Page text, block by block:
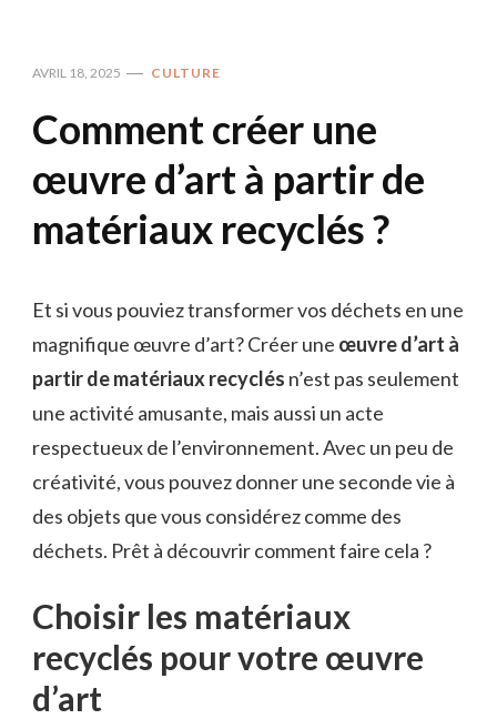
AVRIL 18, 2025 CULTURE
Comment créer une
œuvre d’art à partir de
matériaux recyclés ?
Et si vous pouviez transformer vos déchets en une
magnifique œuvre d’art? Créer une œuvre d’art à
partir de matériaux recyclés n’est pas seulement
une activité amusante, mais aussi un acte
respectueux de l’environnement. Avec un peu de
créativité, vous pouvez donner une seconde vie à
des objets que vous considérez comme des
déchets. Prêt à découvrir comment faire cela ?
Choisir les matériaux
recyclés pour votre œuvre
d’art